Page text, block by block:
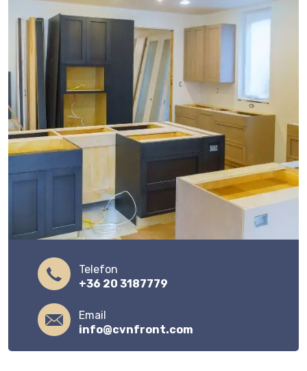
Telefon
+36 20 3187779
Email
info@cvnfront.com